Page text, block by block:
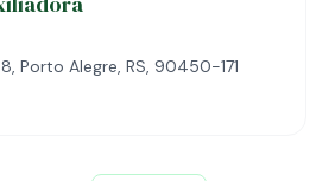
Porto Alegre, RS, 90450-171